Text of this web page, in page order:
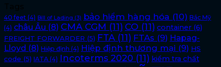
40 feet (4) Bill of Lading (3) bảo hiểm hàng hóa (10) Bắc Mỹ
(4) châu Âu (8) CMA CGM (11) CO (11) container (6)
FREIGHT FORWARDER (5) FTA (11) FTAs (9) Hapag-
Lloyd (8) Hiệp định (4) Hiệp định thương mại (9) HS
code (5) IATA (4) Incoterms 2020 (11) kiểm tra chất